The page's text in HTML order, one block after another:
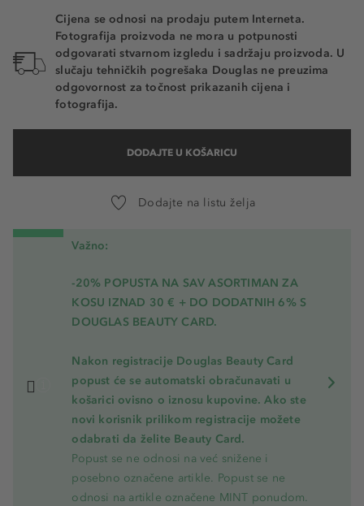
111 - Forever Black
Cijena se odnosi na prodaju putem Interneta.
Fotografija proizvoda ne mora u potpunosti
odgovarati stvarnom izgledu i sadržaju proizvoda. U
slučaju tehničkih pogrešaka Douglas ne preuzima
odgovornost za točnost prikazanih cijena i
fotografija.
DODAJTE U KOŠARICU
Dodajte na listu želja
Važno:
-20% POPUSTA NA SAV ASORTIMAN ZA
KOSU IZNAD 30 € + DO DODATNIH 6% S
DOUGLAS BEAUTY CARD.
Nakon registracije Douglas Beauty Card
popust će se automatski obračunavati u
košarici ovisno o iznosu kupovine. Ako ste
novi korisnik prilikom registracije možete
odabrati da želite Beauty Card.
Popust se ne odnosi na već snižene i
posebno označene artikle. Popust se ne
odnosi na artikle označene MINT ponudom.